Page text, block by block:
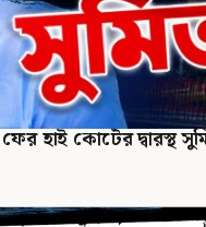
হাই কোর্টের দ্বারস্থ